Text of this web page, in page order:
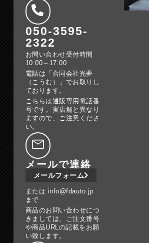
050-3595-
2322
お問い合わせ受付時間
10:00～17:00
電話は「合同会社光夢
（こうむ）」でお取りし
ております。
こちらは通販専用電話番
号です。実店舗と異なり
ますので、ご注意くださ
い。
メールで連絡
メールフォーム
または info@fdauto.jp
まで
商品のお問い合わせにつ
きましては、ご注文番号
や商品URLの記載をお願
い致します。